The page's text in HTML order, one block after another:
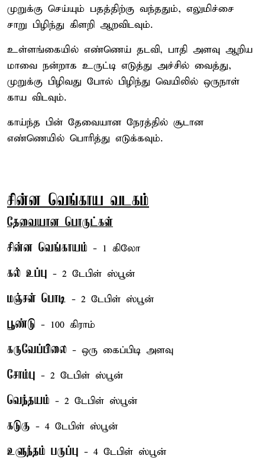
முறுக்கு செய்யும் பதத்திற்கு வந்ததும், எலுமிச்சை
சாறு பிழிந்து கிளறி ஆறவிடவும்.
உள்ளங்கையில் எண்ணெய் தடவி, பாதி அளவு ஆறிய
மாவை நன்றாக உருட்டி எடுத்து அச்சில் வைத்து,
முறுக்கு பிழிவது போல் பிழிந்து வெயிலில் ஒருநாள்
காய விடவும்.
காய்ந்த பின் தேவையான நேரத்தில் சூடான
எண்ணெயில் பொரித்து எடுக்கவும்.
சின்ன வெங்காய வடகம்
தேவையான பொருட்கள்
சின்ன வெங்காயம் - 1 கிலோ
கல் உப்பு - 2 டேபிள் ஸ்பூன்
மஞ்சள் பொடி - 2 டேபிள் ஸ்பூன்
பூண்டு - 100 கிராம்
கருவேப்பிலை - ஒரு கைப்பிடி அளவு
சோம்பு - 2 டேபிள் ஸ்பூன்
வெந்தயம் - 2 டேபிள் ஸ்பூன்
கடுகு - 4 டேபிள் ஸ்பூன்
உளுந்தம் பருப்பு - 4 டேபிள் ஸ்பூன்